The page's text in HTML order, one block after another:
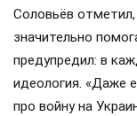
Соловьёв
значительно
предупредил: в
идеология. «Даже
про войну на